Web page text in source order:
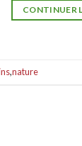
CONTINUER
,nature